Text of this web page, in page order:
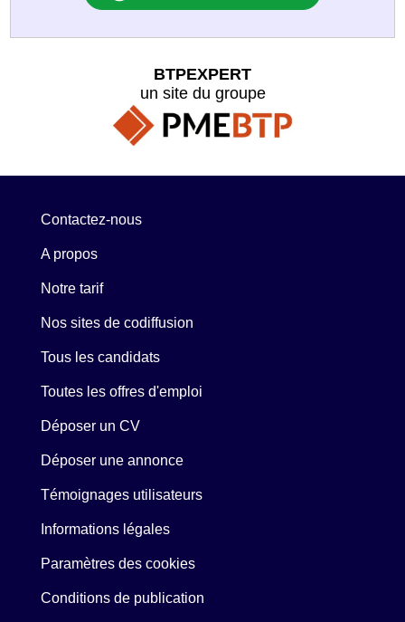
BTPEXPERT
un site du groupe
Contactez-nous
A propos
Notre tarif
Nos sites de codiffusion
Tous les candidats
Toutes les offres d'emploi
Déposer un CV
Déposer une annonce
Témoignages utilisateurs
Informations légales
Paramètres des cookies
Conditions de publication